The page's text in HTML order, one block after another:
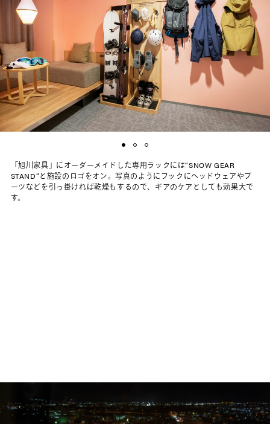
「旭川家具」にオーダーメイドした専用ラックには“SNOW GEAR
STAND”と施設のロゴをオン。写真のようにフックにヘッドウェアやブ
ーツなどを引っ掛ければ乾燥もするので、ギアのケアとしても効果大で
す。